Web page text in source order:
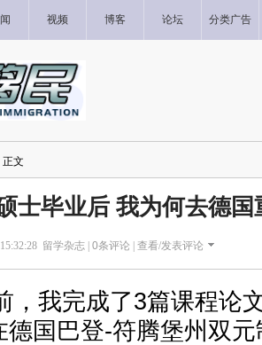
视频 博客 论坛 分类广告
正文
士毕业后 我为何去德国
留学杂志 | 0条评论 | 查看/发表评论
，我完成了3篇课程论
德国巴登-符腾堡州双